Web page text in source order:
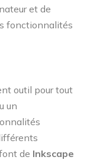
et de
fonctionnalités
outil pour tout
un
de Inkscape